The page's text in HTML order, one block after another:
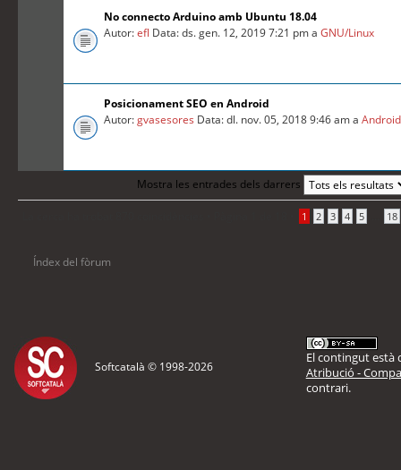
No connecto Arduino amb Ubuntu 18.04
Autor:efl Data: ds. gen. 12, 2019 7:21 pm aGNU/Linux
Posicionament SEO en Android
Autor:gvasesores Data: dl. nov. 05, 2018 9:46 am aAndroid
Mostra les entrades dels darrers
1 2 3 4 5 18
Índex del fòrum
Softcatalà © 1998-2026
El contingut està
Atribució -
contrari.